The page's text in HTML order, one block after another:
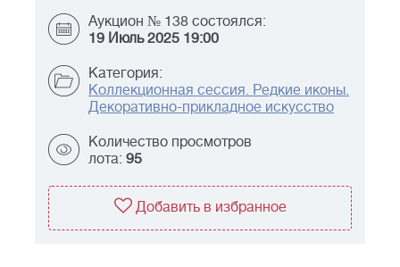
Аукцион № 138 состоялся:
19 Июль 2025 19:00
Категория:
Коллекционная сессия. Редкие иконы.
Декоративно-прикладное искусство
Количество просмотров
лота: 95
Добавить в избранное